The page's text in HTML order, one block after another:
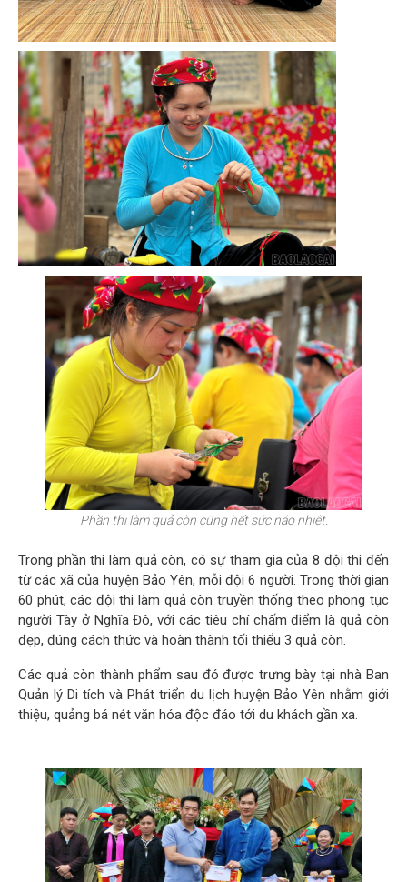
Phần thi làm quả còn cũng hết sức náo nhiệt.
Trong phần thi làm quả còn, có sự tham gia của 8 đội thi đến
từ các xã của huyện Bảo Yên, mỗi đội 6 người. Trong thời gian
60 phút, các đội thi làm quả còn truyền thống theo phong tục
người Tày ở Nghĩa Đô, với các tiêu chí chấm điểm là quả còn
đẹp, đúng cách thức và hoàn thành tối thiểu 3 quả còn.
Các quả còn thành phẩm sau đó được trưng bày tại nhà Ban
Quản lý Di tích và Phát triển du lịch huyện Bảo Yên nhằm giới
thiệu, quảng bá nét văn hóa độc đáo tới du khách gần xa.